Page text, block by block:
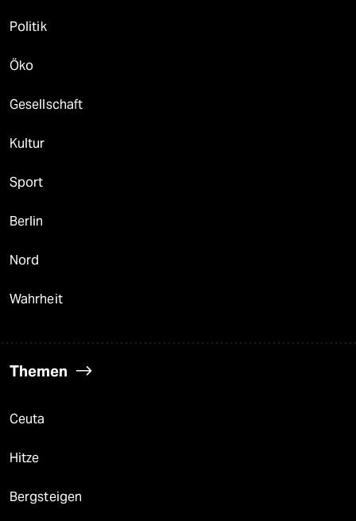
Politik
Öko
Gesellschaft
Kultur
Sport
Berlin
Nord
Wahrheit
Themen
Ceuta
Hitze
Bergsteigen